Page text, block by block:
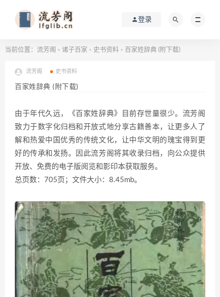
登录
当前位置： 流芳阁 > 诸子百家 > 史书资料 > 百家姓辞典 (附下载)
流芳阁 史书资料
百家姓辞典 (附下载)
由于年代久远，《百家姓辞典》目前存世量很少。流芳阁
致力于数字化归档和开放式地分享古籍善本，让更多人了
解和热爱中国优秀的传统文化，让中华文明的瑰宝得到更
好的传承和发扬。因此流芳阁将其收录归档，向公众提供
开放、免费的电子版阅览和影印本获取服务。
总页数：705页；文件大小：8.45mb。